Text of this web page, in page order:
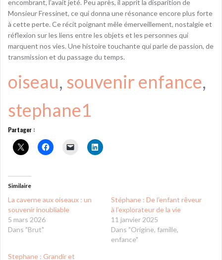
encombrant, l’avait jeté. Peu après, il apprit la disparition de
Monsieur Fressinet, ce qui donna une résonance encore plus forte
à cette perte. Ce récit poignant mêle émerveillement, nostalgie et
réflexion sur les liens entre les objets et les personnes qui
marquent nos vies. Une histoire touchante qui parle de passion, de
transmission et du passage du temps.
oiseau, souvenir enfance
stephane1
Partager :
Similaire
La caverne aux oiseaux : un
souvenir inoubliable
5 mars 2026
Dans "Brut"
Stéphane : De l’enfant rêveur
à l’explorateur de la vie
11 janvier 2025
Dans "Origine, famille,
enfance"
Stephane : Grandir et